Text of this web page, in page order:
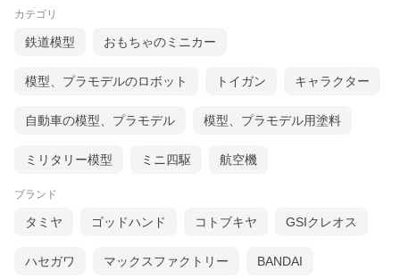
カテゴリ
鉄道模型 おもちゃのミニカー
模型、プラモデルのロボット トイガン キャラクター
自動車の模型、プラモデル 模型、プラモデル用塗料
ミリタリー模型 ミニ四駆 航空機
ブランド
タミヤ ゴッドハンド コトブキヤ GSIクレオス
ハセガワ マックスファクトリー BANDAI